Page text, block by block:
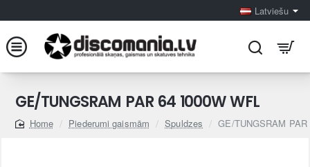
Latviešu
GE/TUNGSRAM PAR 64 1000W WFL
home
Piederumi gaismām Spuldzes GE/TUNGSRAM